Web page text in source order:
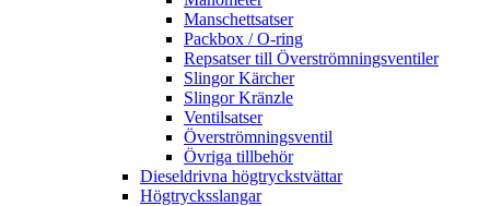
Manschettsatser
Packbox / O-ring
Repsatser till Överströmningsventiler
Slingor Kärcher
Slingor Kränzle
Ventilsatser
Överströmningsventil
Övriga tillbehör
Dieseldrivna högtryckstvättar
Högtrycksslangar